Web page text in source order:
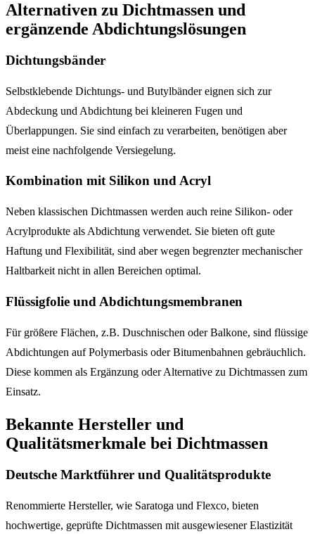
Alternativen zu Dichtmassen und
ergänzende Abdichtungslösungen
Dichtungsbänder
Selbstklebende Dichtungs- und Butylbänder eignen sich zur
Abdeckung und Abdichtung bei kleineren Fugen und
Überlappungen. Sie sind einfach zu verarbeiten, benötigen aber
meist eine nachfolgende Versiegelung.
Kombination mit Silikon und Acryl
Neben klassischen Dichtmassen werden auch reine Silikon- oder
Acrylprodukte als Abdichtung verwendet. Sie bieten oft gute
Haftung und Flexibilität, sind aber wegen begrenzter mechanischer
Haltbarkeit nicht in allen Bereichen optimal.
Flüssigfolie und Abdichtungsmembranen
Für größere Flächen, z.B. Duschnischen oder Balkone, sind flüssige
Abdichtungen auf Polymerbasis oder Bitumenbahnen gebräuchlich.
Diese kommen als Ergänzung oder Alternative zu Dichtmassen zum
Einsatz.
Bekannte Hersteller und
Qualitätsmerkmale bei Dichtmassen
Deutsche Marktführer und Qualitätsprodukte
Renommierte Hersteller, wie Saratoga und Flexco, bieten
hochwertige, geprüfte Dichtmassen mit ausgewiesener Elastizität